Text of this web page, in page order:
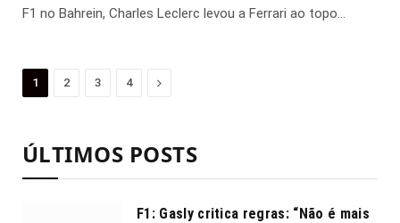
F1 no Bahrein, Charles Leclerc levou a Ferrari ao topo…
1 2 3 4 Proximo
ÚLTIMOS POSTS
F1: Gasly critica regras: “Não é mais